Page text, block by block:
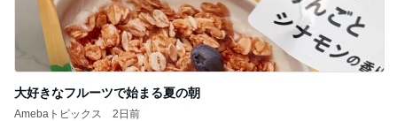
大好きなフルーツで始まる夏の朝
Amebaトピックス 2日前